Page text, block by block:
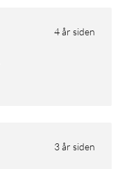
4 år siden
3 år siden